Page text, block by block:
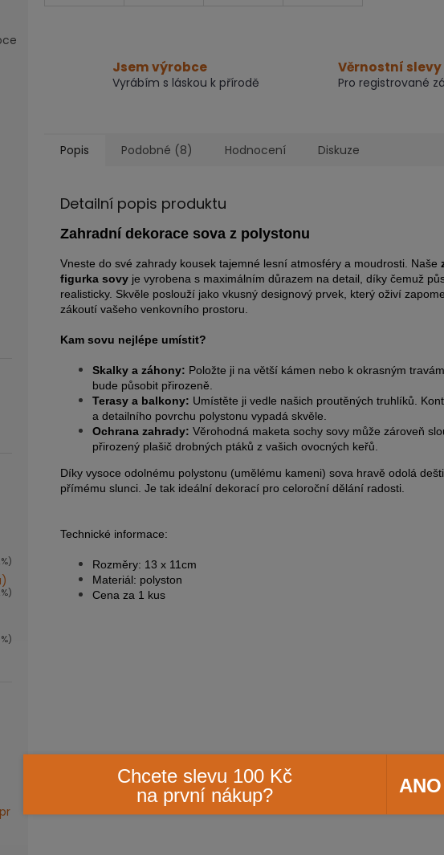
Jsem výrobce
Vyrábím s láskou k přírodě
Věrnostní slevy
Pro registrované
Popis Podobné (8) Hodnocení Diskuze
Detailní popis produktu
Zahradní dekorace sova z polystonu
Vneste do své zahrady kousek tajemné lesní atmosféry a moudrosti. Naše
figurka sovy je vyrobena s maximálním důrazem na detail, díky čemuž
realisticky. Skvěle poslouží jako vkusný designový prvek, který oživí
zákoutí vašeho venkovního prostoru.
Kam sovu nejlépe umístit?
Skalky a záhony: Položte ji na větší kámen nebo k okrasným
bude působit přirozeně.
Terasy a balkony: Umístěte ji vedle našich proutěných truhlíků.
a detailního povrchu polystonu vypadá skvěle.
Ochrana zahrady: Věrohodná maketa sochy sovy může zároveň
přirozený plašič drobných ptáků z vašich ovocných keřů.
Díky vysoce odolnému polystonu (umělému kameni) sova hravě odolá
přímému slunci. Je tak ideální dekorací pro celoroční dělání radosti.
Technické informace:
Rozměry: 13 x 11cm
Materiál: polyston
Cena za 1 kus
Chcete slevu 100 Kč
na první nákup?
ANO